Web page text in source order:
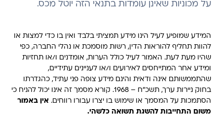
על מכוניות שאינן עומדות בתנאי הזה יוטל מכס.
המידע שמופיע לעיל הינו מידע תמציתי בלבד ואין בו כדי למצות או
להוות תחליף להוראות הדין, רשות מוסמכת או נהלי החברה, כפי
שהיו מעת לעת. האמור לעיל כולל הערות, אומדנים ו/או תחזיות
ומידע אחר המתייחסים לאירועים ו/או לעניינים עתידיים,
שהתממשותם אינה ודאית והינם מידע צופה פני עתיד, כהגדרתו
בחוק ניירות ערך, תשכ"ח – 1968. קורא מסמך זה אינו יכול להניח כי
הסתמכות על המסמך או שימוש בו יצרו עבורו רווחים. אין באמור
משום התחייבות להשגת תשואה כלשהי.